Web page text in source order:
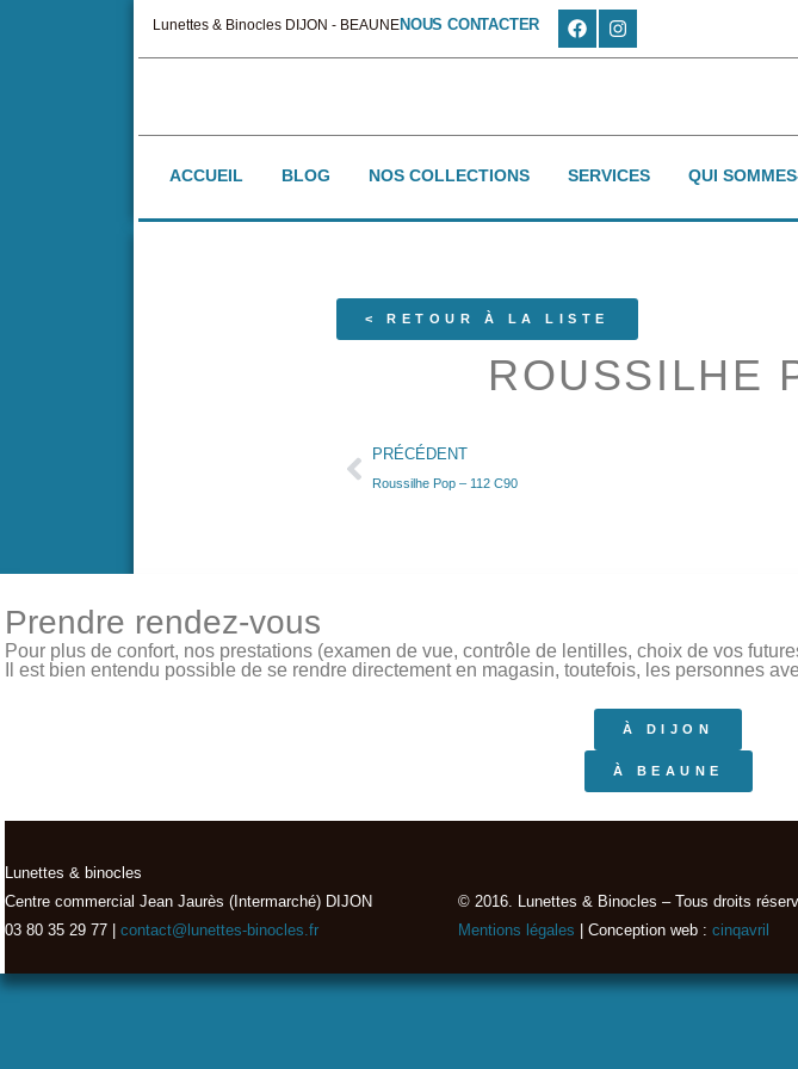
Lunettes & Binocles DIJON - BEAUNENOUS CONTACTER
ACCUEIL BLOG NOS COLLECTIONS SERVICES QUI
< RETOUR À LA LISTE
ROUSSILHE
PRÉCÉDENT
Roussilhe Pop – 112 C90
Prendre rendez-vous
Pour plus de confort, nos prestations (examen de vue, contrôle de lentilles, choix de vos
Il est bien entendu possible de se rendre directement en magasin, toutefois, les personnes
À DIJON
À BEAUNE
Lunettes & binocles
Centre commercial Jean Jaurès (Intermarché) DIJON
03 80 35 29 77 |
contact@lunettes-binocles.fr
© 2016. Lunettes & Binocles – Tous droits
Mentions légales | Conception web : cinqavril